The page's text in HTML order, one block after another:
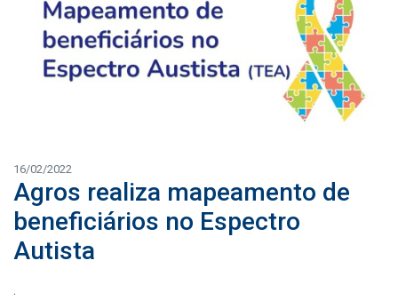
16/02/2022
Agros realiza mapeamento de
beneficiários no Espectro
Autista
.